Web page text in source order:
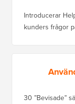
Introducerar
kunders frågor
30 ”Bevisade”